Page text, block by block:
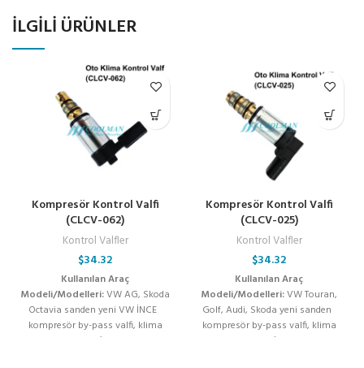
İLGILI ÜRÜNLER
Kompresör Kontrol Valfi
(CLCV-062)
Kontrol Valfler
$34.32
Kullanılan Araç
Modeli/Modelleri:VW AG, Skoda
Octavia sanden yeni VW İNCE
kompresör by-pass valfi, klima
kompresör valfi, kompresör
Kompresör Kontrol Valfi
(CLCV-025)
Kontrol Valfler
$34.32
Kullanılan Araç
Modeli/Modelleri:VW Touran,
Golf, Audi, Skoda yeni sanden
kompresör by-pass valfi, klima
kompresör valfi, kompresör